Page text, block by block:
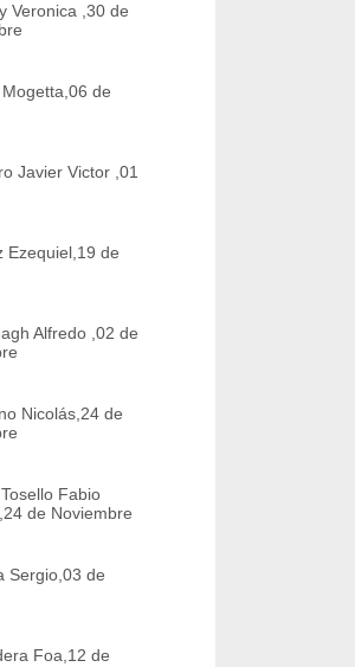
Veronica ,30 de
de
Javier Victor ,01
Ezequiel,19 de
Alfredo ,02 de
Nicolás,24 de
Fabio
de Noviembre
Sergio,03 de
Foa,12 de